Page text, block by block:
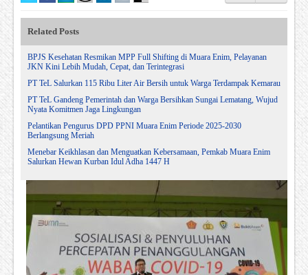
Related Posts
BPJS Kesehatan Resmikan MPP Full Shifting di Muara Enim, Pelayanan
JKN Kini Lebih Mudah, Cepat, dan Terintegrasi
PT TeL Salurkan 115 Ribu Liter Air Bersih untuk Warga Terdampak Kemarau
PT TeL Gandeng Pemerintah dan Warga Bersihkan Sungai Lematang, Wujud
Nyata Komitmen Jaga Lingkungan
Pelantikan Pengurus DPD PPNI Muara Enim Periode 2025-2030
Berlangsung Meriah
Menebar Keikhlasan dan Menguatkan Kebersamaan, Pemkab Muara Enim
Salurkan Hewan Kurban Idul Adha 1447 H